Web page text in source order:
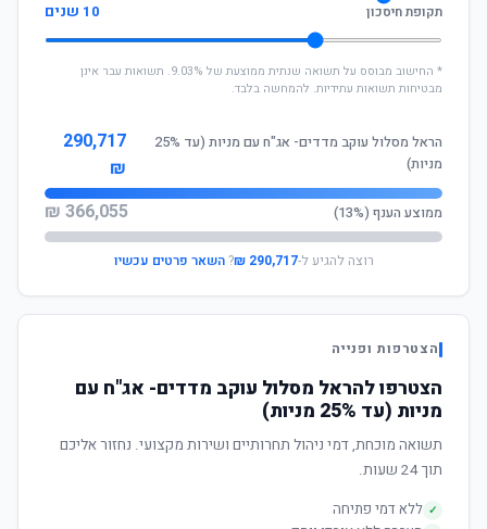
תקופת חיסכון 10 שנים
* החישוב מבוסס על תשואה שנתית ממוצעת של 9.03%. תשואות עבר אינן
מבטיחות תשואות עתידיות. להמחשה בלבד.
הראל מסלול עוקב מדדים- אג"ח עם מניות (עד 25%
מניות)
290,717
₪
ממוצע הענף (13%) 366,055 ₪
רוצה להגיע ל-290,717 ₪
?השאר פרטים עכשיו
הצטרפות ופנייה
הצטרפו להראל מסלול עוקב מדדים- אג"ח עם
מניות (עד 25% מניות)
תשואה מוכחת, דמי ניהול תחרותיים ושירות מקצועי. נחזור אליכם
תוך 24 שעות.
✓ ללא דמי פתיחה